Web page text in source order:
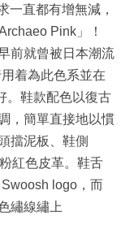
一直都有增無減，
Pink」！
前就曾被日本潮流
着為此色系並在
。鞋款配色以復古
，簡單直接地以慣
擋泥板、鞋側
紅色皮革。鞋舌
logo，而
繡線繡上